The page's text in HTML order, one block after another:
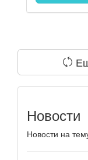
Новости
Новости на